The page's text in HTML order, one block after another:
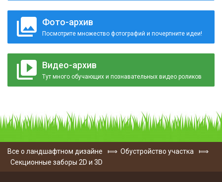
Фото-архив
Посмотрите множество фотографий и почерпните идеи!
Видео-архив
Тут много обучающих и познавательных видео роликов
Все о ландшафтном дизайне ⟾ Обустройство участка
⟾
Секционные заборы 2D и 3D